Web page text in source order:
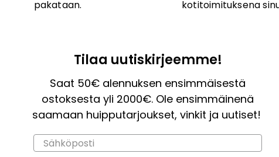
pakataan.
kotitoimituksena
Tilaa uutiskirjeemme!
Saat 50€ alennuksen ensimmäisestä
ostoksesta yli 2000€. Ole ensimmäinenä
saamaan huipputarjoukset, vinkit ja uutiset!